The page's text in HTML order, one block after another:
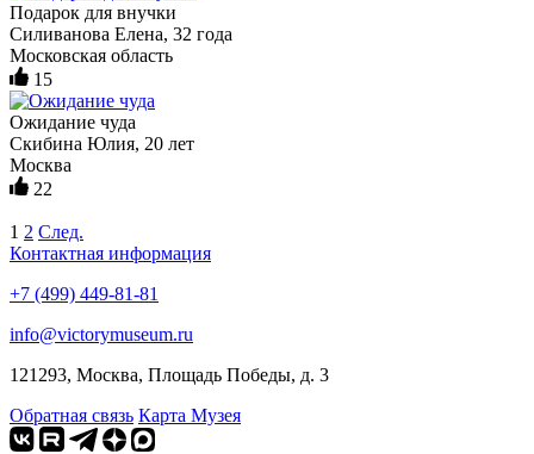
Подарок для внучки
Силиванова Елена, 32 года
Московская область
15
Ожидание чуда
Скибина Юлия, 20 лет
Москва
22
1 2 След.
Контактная информация
+7 (499) 449-81-81
info@victorymuseum.ru
121293, Москва, Площадь Победы, д. 3
Обратная связь Карта Музея